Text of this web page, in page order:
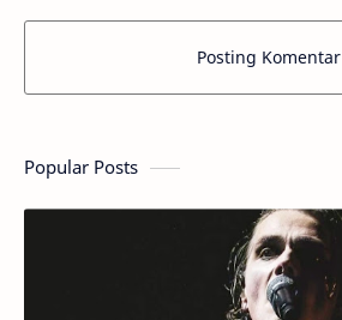
Posting Komentar
Popular Posts